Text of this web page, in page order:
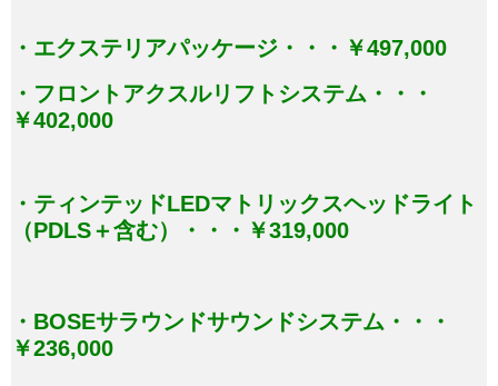
・エクステリアパッケージ・・・￥497,000
・フロントアクスルリフトシステム・・・
￥402,000
・ティンテッドLEDマトリックスヘッドライト
（PDLS＋含む）・・・￥319,000
・BOSEサラウンドサウンドシステム・・・
￥236,000